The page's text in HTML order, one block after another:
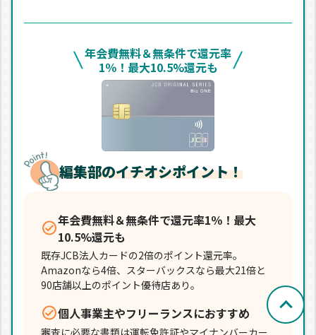
年会費無料＆無条件で還元率
1％！最大10.5%還元も
編集部のイチオシポイント！
年会費無料＆無条件で還元率1％！最大
10.5%還元も
既存JCB法人カードの2倍のポイント還元率。
Amazonなら4倍、スターバックスなら最大21倍と
90店舗以上のポイント優待店あり。
個人事業主やフリーランスにおすすめ
審査に必要な書類は運転免許証やマイナンバーカー